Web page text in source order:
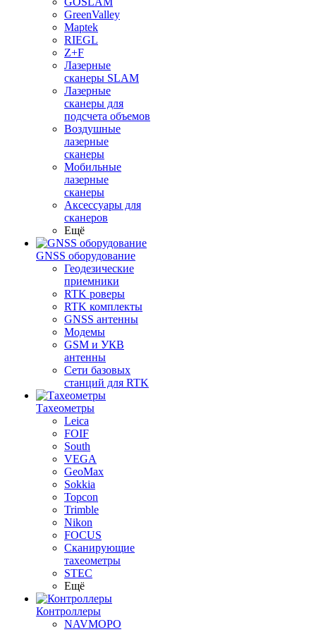
GreenValley
Maptek
RIEGL
Z+F
Лазерные
сканеры SLAM
Лазерные
сканеры для
подсчета объемов
Воздушные
лазерные
сканеры
Мобильные
лазерные
сканеры
Аксессуары для
сканеров
Ещё
GNSS оборудование
Геодезические
приемники
RTK роверы
RTK комплекты
GNSS антенны
Модемы
GSM и УКВ
антенны
Сети базовых
станций для RTK
Тахеометры
Leica
FOIF
South
VEGA
GeoMax
Sokkia
Topcon
Trimble
Nikon
FOCUS
Сканирующие
тахеометры
STEC
Ещё
Контроллеры
NAVMOPO